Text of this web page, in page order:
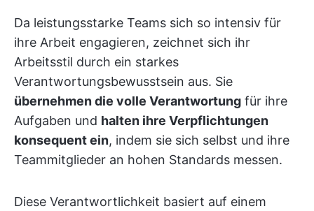
Da leistungsstarke Teams sich so intensiv für
ihre Arbeit engagieren, zeichnet sich ihr
Arbeitsstil durch ein starkes
Verantwortungsbewusstsein aus. Sie
übernehmen die volle Verantwortung für ihre
Aufgaben und halten ihre Verpflichtungen
konsequent ein, indem sie sich selbst und ihre
Teammitglieder an hohen Standards messen.
Diese Verantwortlichkeit basiert auf einem